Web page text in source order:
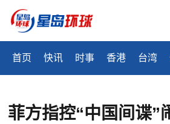
首页 快讯 时事 香港 台湾
菲方指控“中国间谍”